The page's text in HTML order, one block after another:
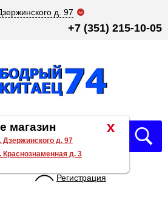
д. 97
+7 (351) 215-10-05
Регистрация
x
магазин
Дзержинского д. 97
Краснознаменная д. 3